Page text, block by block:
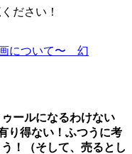
ださい！
について〜 幻
ゥールになるわけない
り得ない！ふつうに考
！（そして、売るとし